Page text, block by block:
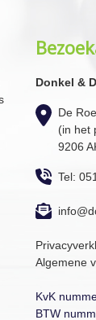
Donkel &
De
(in het
9206
Tel:
Algemene
KvK
BTW